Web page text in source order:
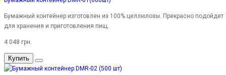
Бумажный контейнер изготовлен из 100% целлюлозы. Прекрасно подойдет
для хранения и приготовления пищ..
4 048 грн.
Купить